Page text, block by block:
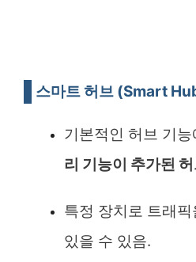
스마트 허브 (Smart
기본적인 허브 기능
리 기능이 추가된
특정 장치로 트래
있을 수 있음.